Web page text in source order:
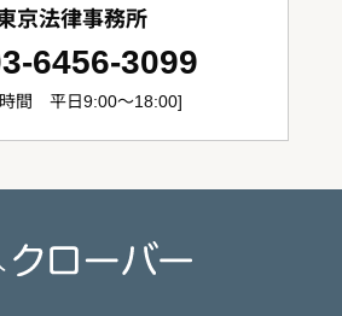
京法律事務所
6456-3099
間 平日9:00～18:00]